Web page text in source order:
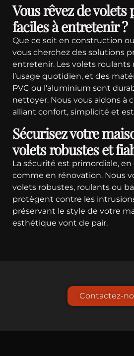
Vous rêvez de volets
faciles à entretenir ?
Que ce soit en construction
vous cherchez des solutions
entretenir. Les volets
l’usage quotidien, et des
PVC ou l’aluminium sont
nettoyer. Nous vous aidons à
alliant confort, simplicité et
Sécurisez votre
volets robustes et
La sécurité est primordiale,
comme en rénovation. Nous
volets robustes, roulants ou
protègent contre les
préservant le style de votre
esthétique vont de pair.
Contactez-